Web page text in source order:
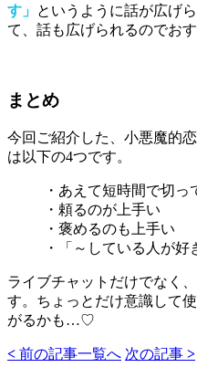
す」 というように話が広げ
て、話も広げられるのでおす
まとめ
今回ご紹介した、小悪魔的
は以下の4つです。
・あえて短時間で切
・頼るのが上手い
・褒めるのも上手い
・「～している人が好
ライブチャットだけでなく
す。ちょっとだけ意識して
がるかも…♡
< 前の記事一覧へ 次の記事 >